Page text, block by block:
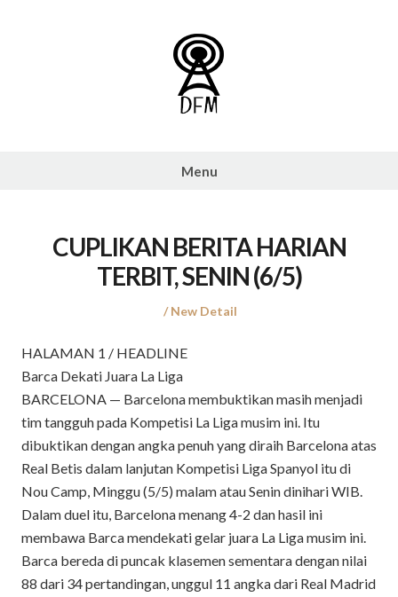
»
103.4
Menu
CUPLIKAN BERITA HARIAN
TERBIT, SENIN (6/5)
Posted
Posted
New Detail
HALAMAN 1 / HEADLINE
Barca Dekati Juara La Liga
BARCELONA — Barcelona membuktikan masih menjadi
tim tangguh pada Kompetisi La Liga musim ini. Itu
dibuktikan dengan angka penuh yang diraih Barcelona atas
Real Betis dalam lanjutan Kompetisi Liga Spanyol itu di
Nou Camp, Minggu (5/5) malam atau Senin dinihari WIB.
Dalam duel itu, Barcelona menang 4-2 dan hasil ini
membawa Barca mendekati gelar juara La Liga musim ini.
Barca bereda di puncak klasemen sementara dengan nilai
88 dari 34 pertandingan, unggul 11 angka dari Real Madrid